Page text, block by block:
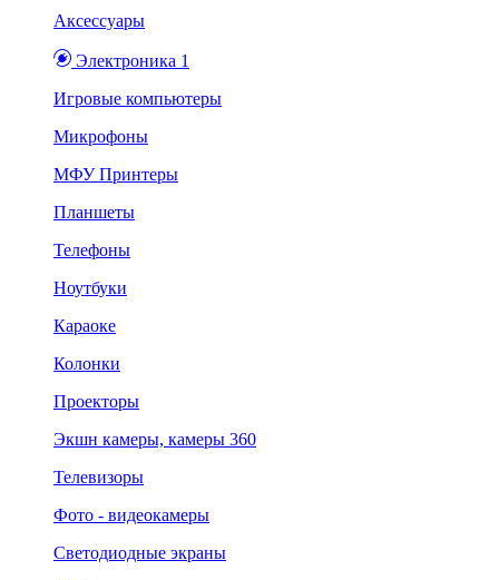
Аксессуары
Электроника 1
Игровые компьютеры
Микрофоны
МФУ Принтеры
Планшеты
Телефоны
Ноутбуки
Караоке
Колонки
Проекторы
Экшн камеры, камеры 360
Телевизоры
Фото - видеокамеры
Светодиодные экраны